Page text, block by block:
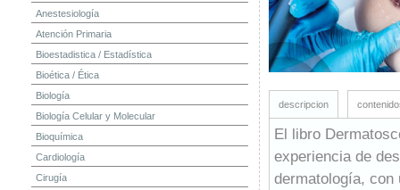
Anestesiología
Atención Primaria
Bioestadistica / Estadística
Bioética / Ética
Biología
Biología Celular y Molecular
Bioquímica
Cardiología
Cirugía
descripcion
El libro
experiencia de
dermatología, con